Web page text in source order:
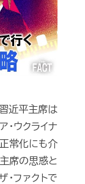
近平主席は
・ウクライナ
正常化にも介
席の思惑と
ファクトで